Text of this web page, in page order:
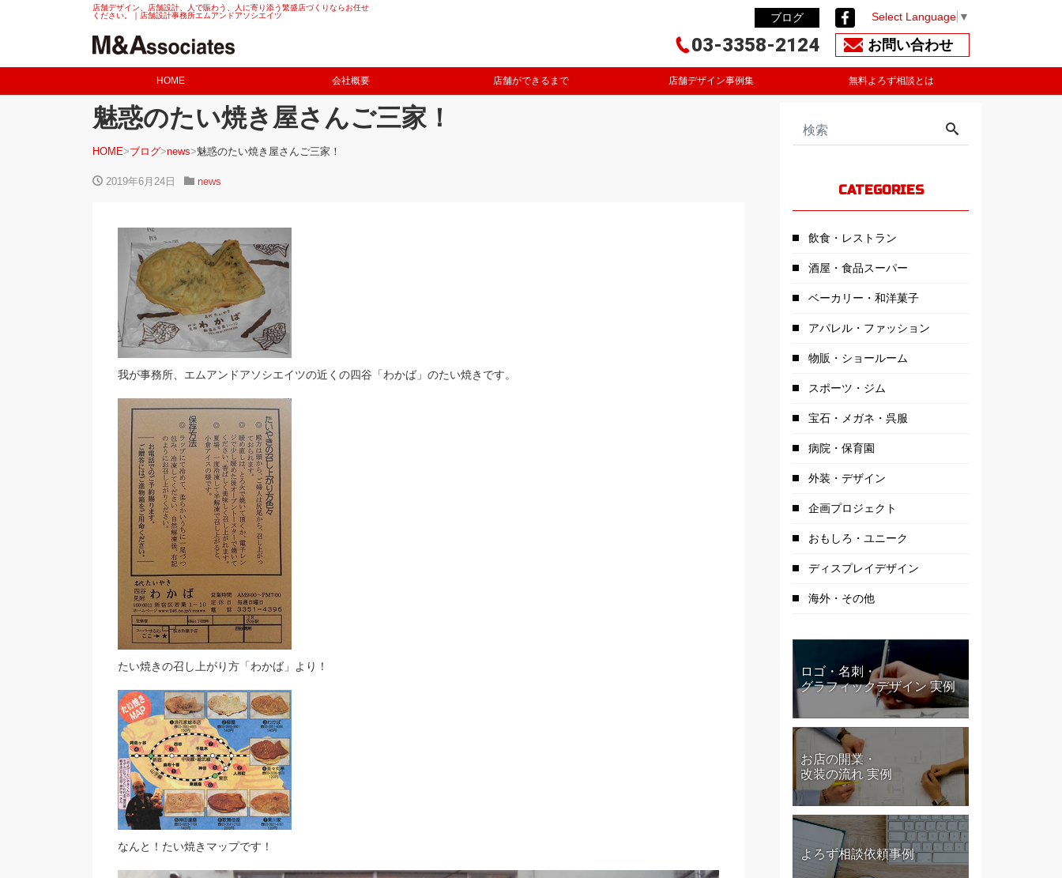
店舗デザイン、店舗設計、人で賑わう、人に寄り添う繁盛店づくりならお任せ
ください。｜店舗設計事務所エムアンドアソシエイツ
Select Language ▼
ブログ
お問い合わせ
03-3358-2124
HOME 会社概要 店舗ができるまで 店舗デザイン事例集 無料よろず相談とは
魅惑のたい焼き屋さんご三家！
HOME ブログ news 魅惑のたい焼き屋さんご三家！
2019年6月24日 news
我が事務所、エムアンドアソシエイツの近くの四谷「わかば」のたい焼きです。
たい焼きの召し上がり方「わかば」より！
なんと！たい焼きマップです！
CATEGORIES
飲食・レストラン
酒屋・食品スーパー
ベーカリー・和洋菓子
アパレル・ファッション
物販・ショールーム
スポーツ・ジム
宝石・メガネ・呉服
病院・保育園
外装・デザイン
企画プロジェクト
おもしろ・ユニーク
ディスプレイデザイン
海外・その他
ロゴ・名刺・
グラフィックデザイン 実例
お店の開業・
改装の流れ 実例
よろず相談依頼事例